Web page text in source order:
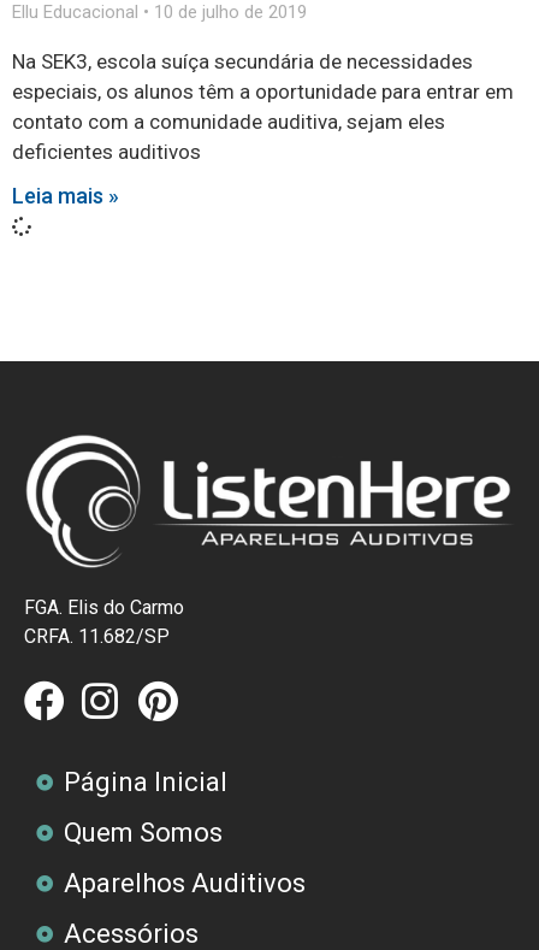
Ellu Educacional 10 de julho de 2019
Na SEK3, escola suíça secundária de necessidades
especiais, os alunos têm a oportunidade para entrar em
contato com a comunidade auditiva, sejam eles
deficientes auditivos
Leia mais »
FGA. Elis do Carmo
CRFA. 11.682/SP
Página Inicial
Quem Somos
Aparelhos Auditivos
Acessórios